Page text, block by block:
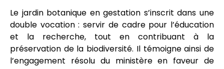
Le jardin botanique en gestation s’inscrit dans une
double vocation : servir de cadre pour l’éducation
et la recherche, tout en contribuant à la
préservation de la biodiversité. Il témoigne ainsi de
l’engagement résolu du ministère en faveur de